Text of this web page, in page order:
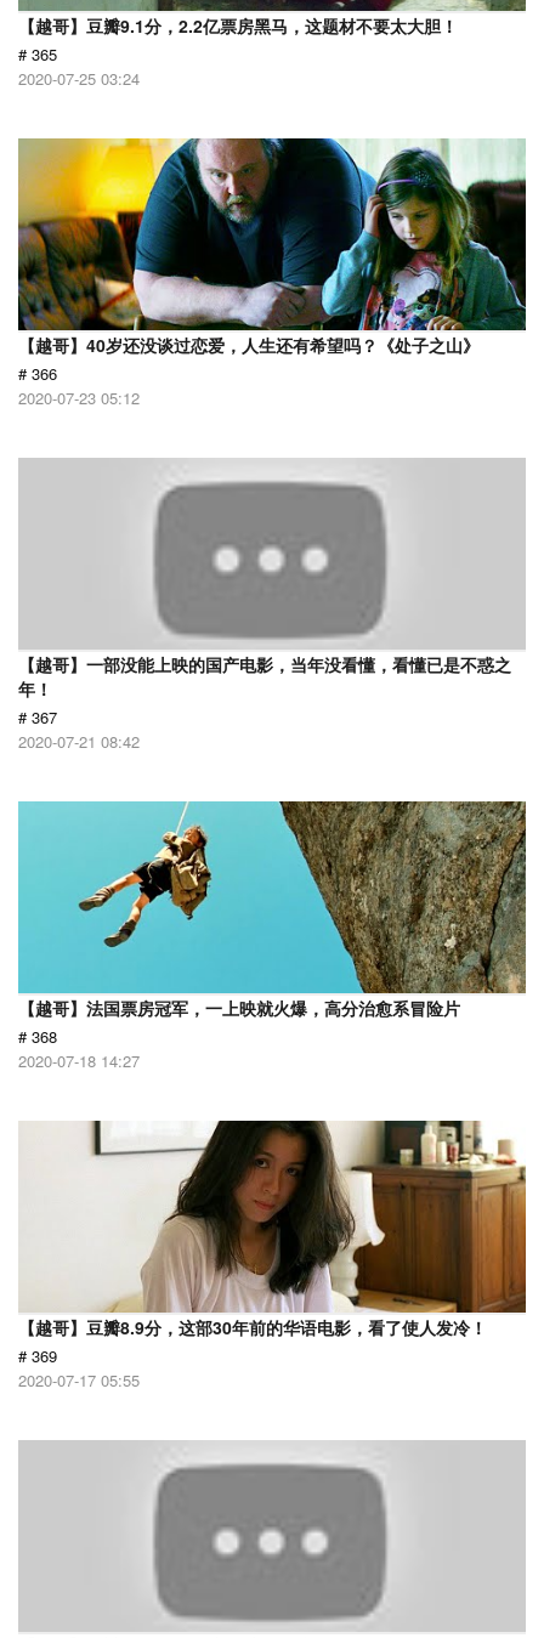
【越哥】豆瓣9.1分，2.2亿票房黑马，这题材不要太大胆！
# 365
2020-07-25 03:24
【越哥】40岁还没谈过恋爱，人生还有希望吗？《处子之山》
# 366
2020-07-23 05:12
【越哥】一部没能上映的国产电影，当年没看懂，看懂已是不惑之
年！
# 367
2020-07-21 08:42
【越哥】法国票房冠军，一上映就火爆，高分治愈系冒险片
# 368
2020-07-18 14:27
【越哥】豆瓣8.9分，这部30年前的华语电影，看了使人发冷！
# 369
2020-07-17 05:55